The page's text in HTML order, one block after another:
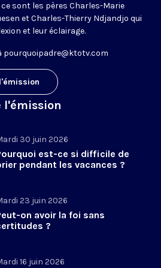
ce sont les pères Charles-Marie
et Charles-Thierry Ndjandjo qui
et leur éclairage.
pourquoipadre@ktotv.com
l'émission
30 juin 2026
est-ce si difficile de
pendant les vacances ?
23 juin 2026
on avoir la foi sans
?
16 juin 2026